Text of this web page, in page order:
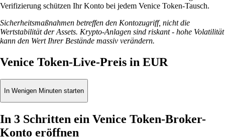
Verifizierung schützen Ihr Konto bei jedem Venice Token-Tausch.
Sicherheitsmaßnahmen betreffen den Kontozugriff, nicht die
Wertstabilität der Assets. Krypto-Anlagen sind riskant - hohe Volatilität
kann den Wert Ihrer Bestände massiv verändern.
Venice Token-Live-Preis in EUR
In Wenigen Minuten starten
In 3 Schritten ein Venice Token-Broker-
Konto eröffnen